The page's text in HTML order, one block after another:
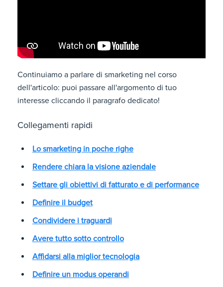
Continuiamo a parlare di smarketing nel corso
dell'articolo: puoi passare all'argomento di tuo
interesse cliccando il paragrafo dedicato!
Collegamenti rapidi
Lo smarketing in poche righe
Rendere chiara la visione aziendale
Settare gli obiettivi di fatturato e di performance
Definire il budget
Condividere i traguardi
Avere tutto sotto controllo
Affidarsi alla miglior tecnologia
Definire un modus operandi